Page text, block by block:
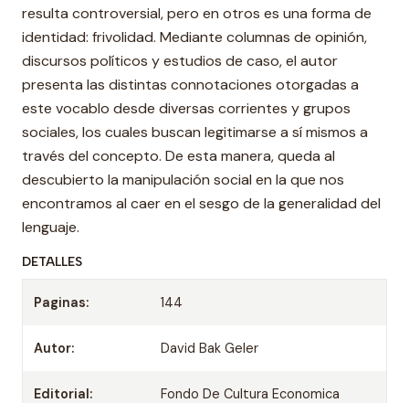
resulta controversial, pero en otros es una forma de
identidad: frivolidad. Mediante columnas de opinión,
discursos políticos y estudios de caso, el autor
presenta las distintas connotaciones otorgadas a
este vocablo desde diversas corrientes y grupos
sociales, los cuales buscan legitimarse a sí mismos a
través del concepto. De esta manera, queda al
descubierto la manipulación social en la que nos
encontramos al caer en el sesgo de la generalidad del
lenguaje.
DETALLES
Paginas: 144
Autor: David Bak Geler
Editorial: Fondo De Cultura Economica